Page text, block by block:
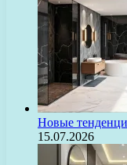
Новые
15.07.2026